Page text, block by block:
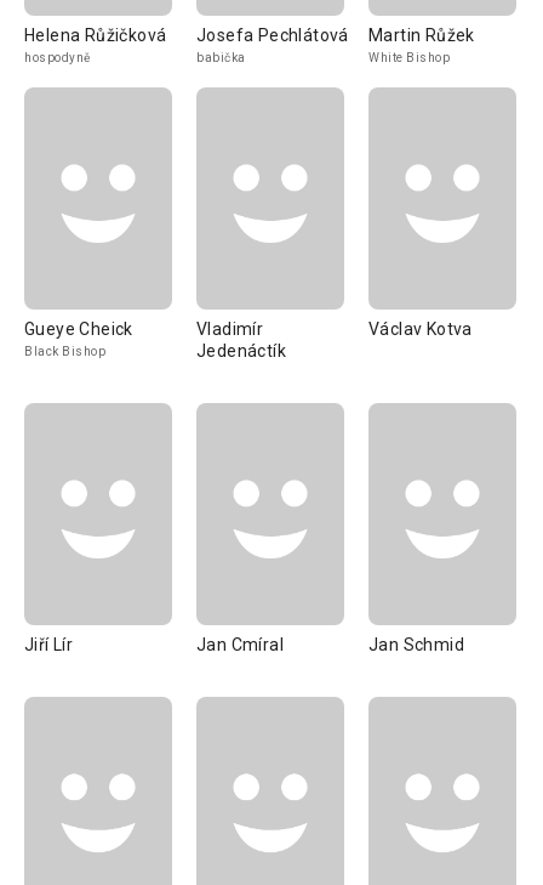
Helena Růžičková
hospodyně
Josefa Pechlátová
babička
Martin Růžek
White Bishop
Gueye Cheick
Black Bishop
Vladimír
Jedenáctík
Václav Kotva
Jiří Lír Jan Cmíral Jan Schmid